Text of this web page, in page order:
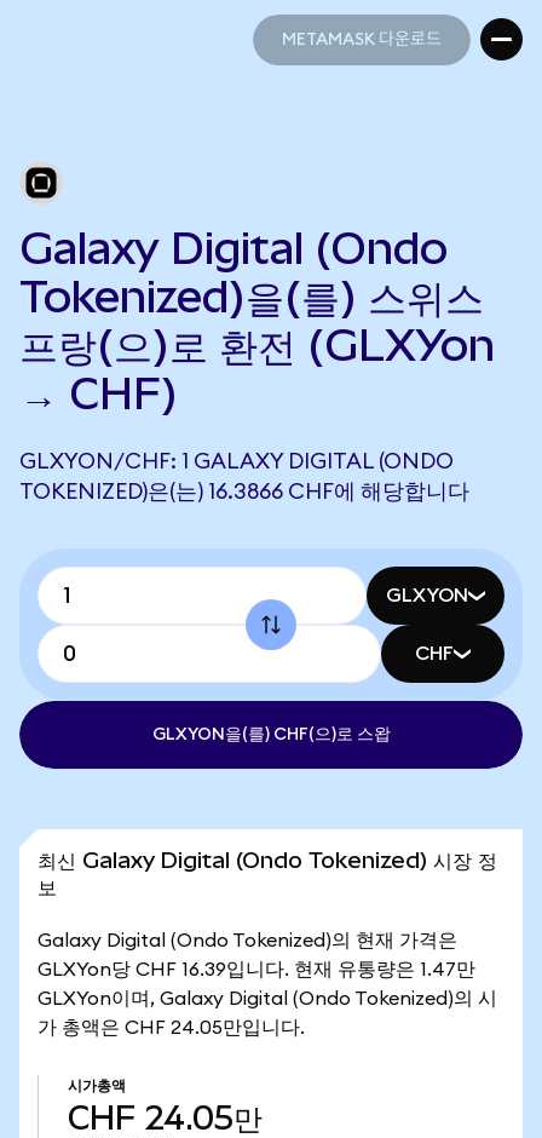
METAMASK 다운로드
Galaxy Digital (Ondo
Tokenized)을(를) 스위스
프랑(으)로 환전 (GLXYon
→ CHF)
GLXYON/CHF: 1 GALAXY DIGITAL (ONDO
TOKENIZED)은(는) 16.3866 CHF에 해당합니다
GLXYON
CHF
GLXYON을(를) CHF(으)로 스왑
최신 Galaxy Digital (Ondo Tokenized) 시장 정
보
Galaxy Digital (Ondo Tokenized)의 현재 가격은
GLXYon당 CHF 16.39입니다. 현재 유통량은 1.47만
GLXYon이며, Galaxy Digital (Ondo Tokenized)의 시
가 총액은 CHF 24.05만입니다.
시가총액
CHF 24.05만